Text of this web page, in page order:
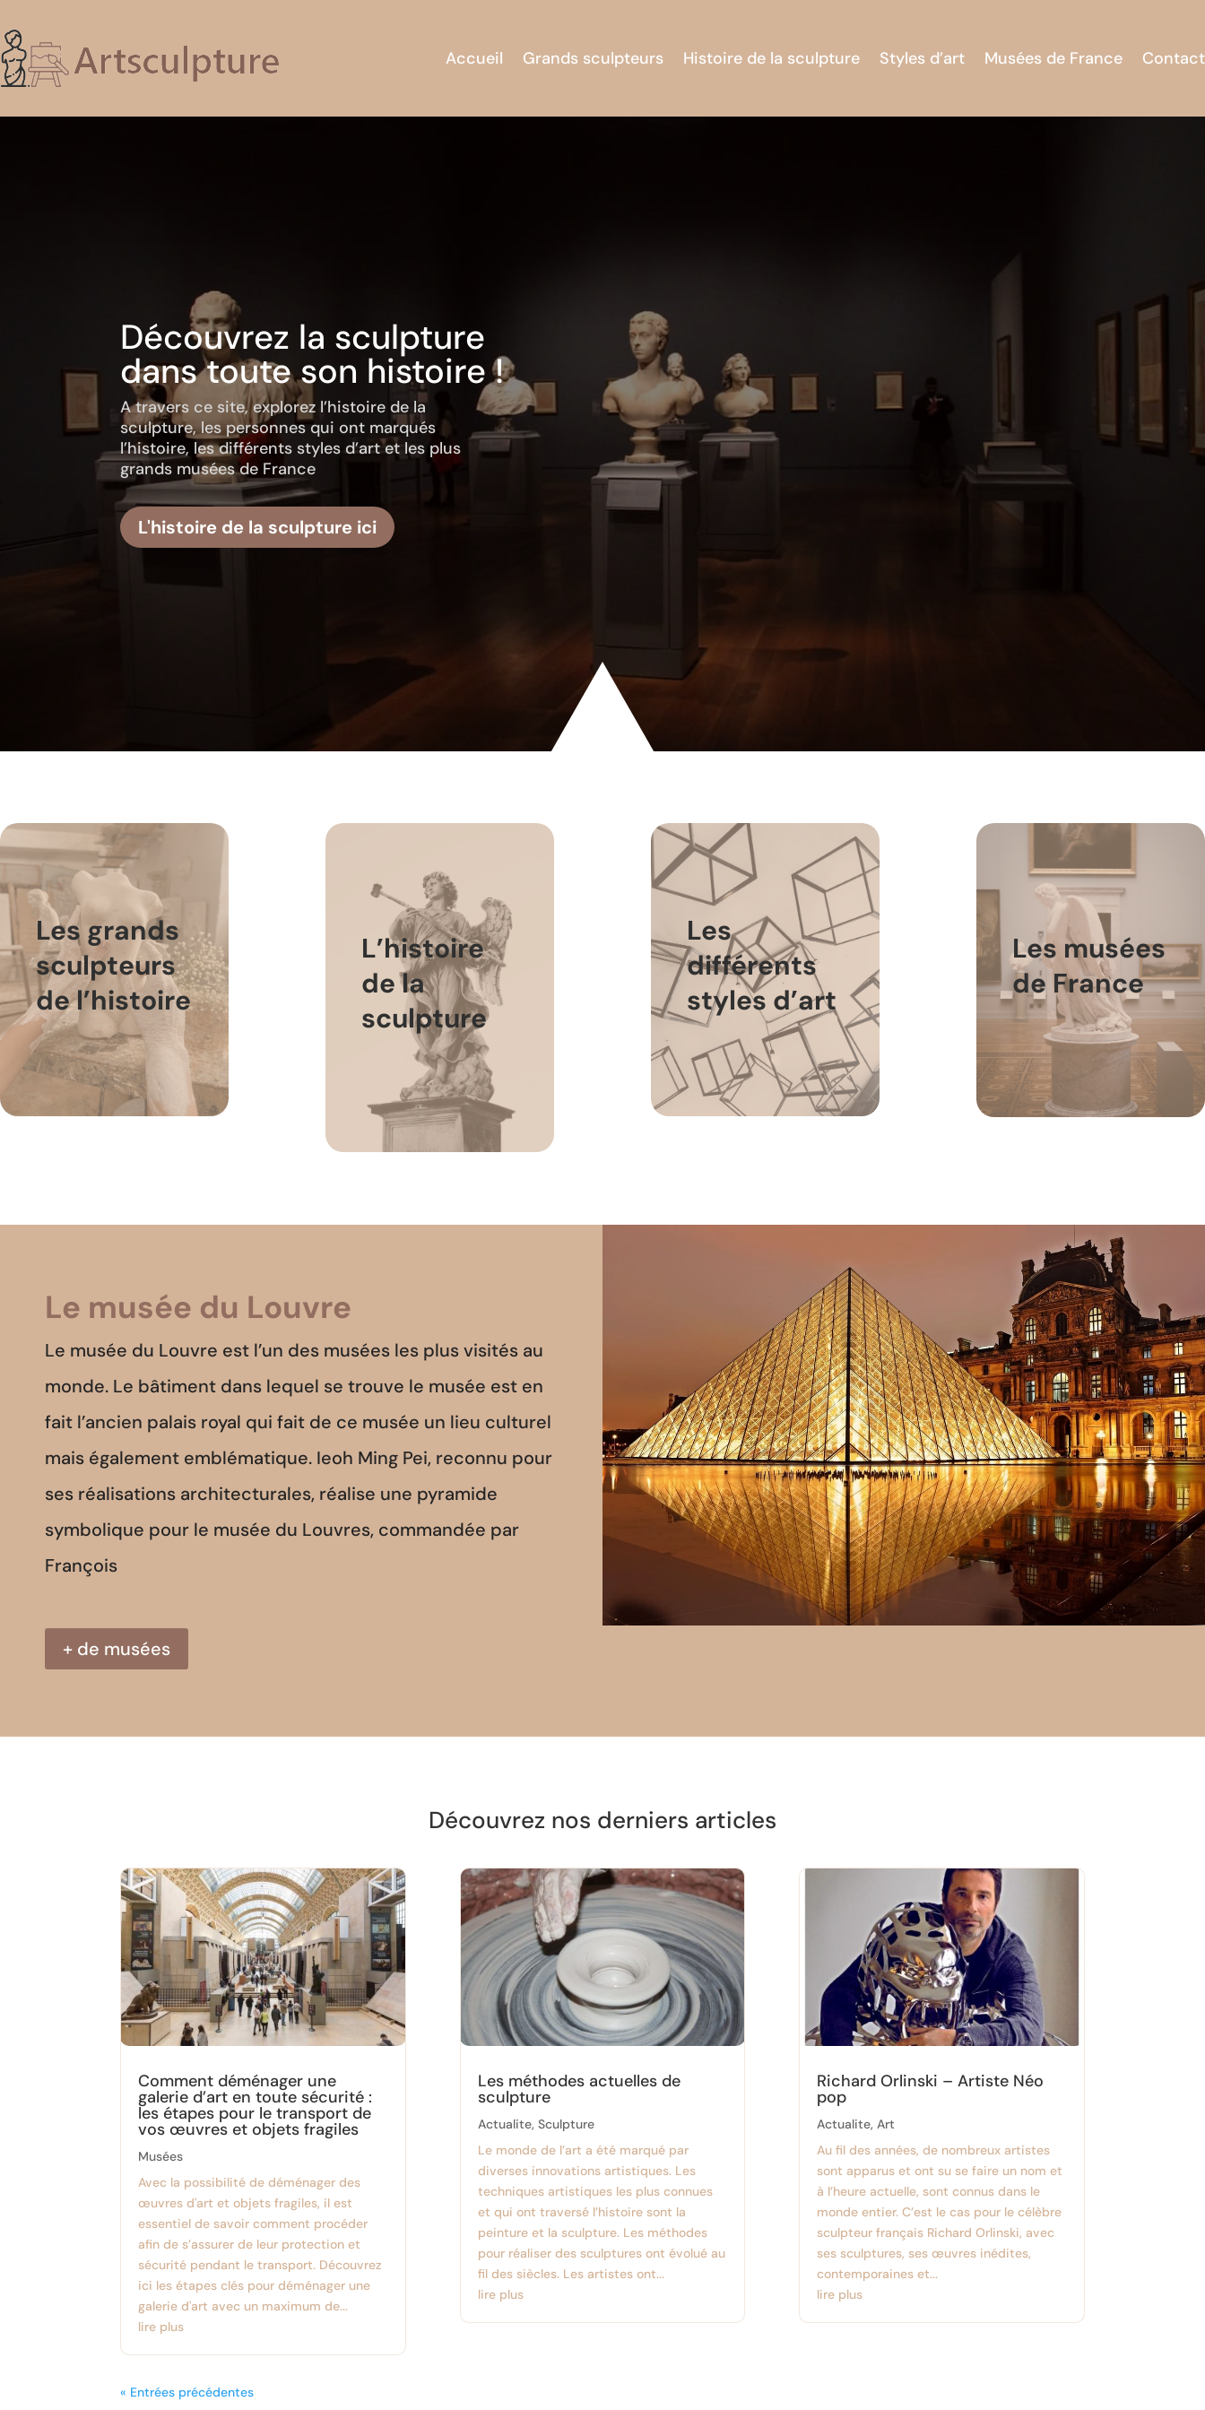
Accueil Grands sculpteurs Histoire de la sculpture Styles d’art Musées de France Contact
Découvrez la sculpture
dans toute son histoire !
A travers ce site, explorez l’histoire de la
sculpture, les personnes qui ont marqués
l’histoire, les différents styles d’art et les plus
grands musées de France
L'histoire de la sculpture ici
Les grands
sculpteurs
de l’histoire
L’histoire
de la
sculpture
Les
différents
styles d’art
Les musées
de France
Le musée du Louvre
Le musée du Louvre est l’un des musées les plus visités au
monde. Le bâtiment dans lequel se trouve le musée est en
fait l’ancien palais royal qui fait de ce musée un lieu culturel
mais également emblématique. Ieoh Ming Pei, reconnu pour
ses réalisations architecturales, réalise une pyramide
symbolique pour le musée du Louvres, commandée par
François
+ de musées
Découvrez nos derniers articles
Comment déménager une
galerie d’art en toute sécurité :
les étapes pour le transport de
vos œuvres et objets fragiles
Musées
Avec la possibilité de déménager des
œuvres d'art et objets fragiles, il est
essentiel de savoir comment procéder
afin de s’assurer de leur protection et
sécurité pendant le transport. Découvrez
ici les étapes clés pour déménager une
galerie d'art avec un maximum de...
lire plus
Les méthodes actuelles de
sculpture
Actualite, Sculpture
Le monde de l’art a été marqué par
diverses innovations artistiques. Les
techniques artistiques les plus connues
et qui ont traversé l’histoire sont la
peinture et la sculpture. Les méthodes
pour réaliser des sculptures ont évolué au
fil des siècles. Les artistes ont...
lire plus
Richard Orlinski – Artiste Néo
pop
Actualite, Art
Au fil des années, de nombreux artistes
sont apparus et ont su se faire un nom et
à l’heure actuelle, sont connus dans le
monde entier. C’est le cas pour le célèbre
sculpteur français Richard Orlinski, avec
ses sculptures, ses œuvres inédites,
contemporaines et...
lire plus
« Entrées précédentes